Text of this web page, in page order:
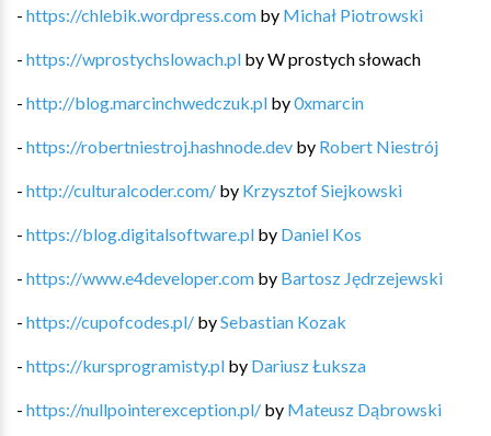
- https://chlebik.wordpress.com by Michał Piotrowski
- https://wprostychslowach.pl byW prostych słowach
- http://blog.marcinchwedczuk.pl by0xmarcin
- https://robertniestroj.hashnode.dev by Robert Niestrój
- http://culturalcoder.com/ by Krzysztof Siejkowski
- https://blog.digitalsoftware.pl by Daniel Kos
- https://www.e4developer.com by Bartosz Jędrzejewski
- https://cupofcodes.pl/ bySebastian Kozak
- https://kursprogramisty.pl by Dariusz Łuksza
- https://nullpointerexception.pl/ by Mateusz Dąbrowski